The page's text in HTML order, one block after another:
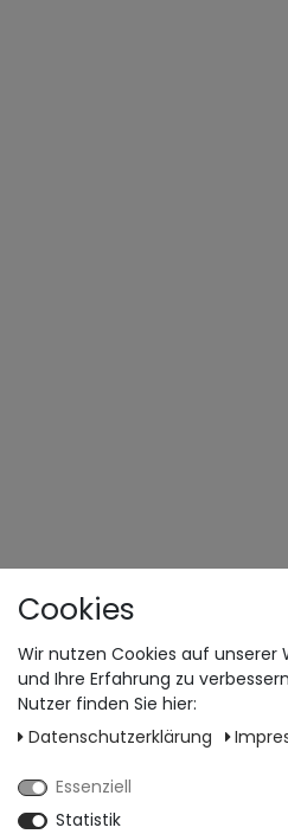
Cookies
Wir nutzen Cookies auf unserer
und Ihre Erfahrung zu
Nutzer finden Sie hier:
Daten­schutz­erklärung
Essenziell
Statistik